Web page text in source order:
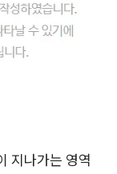
지나가는 영역